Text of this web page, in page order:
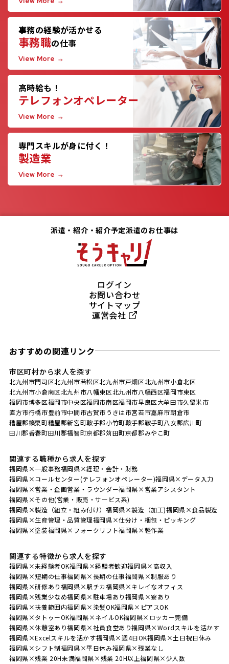
事務の経験が活かせる
事務職の仕事
View More
高時給も！
テレフォンオペレーター
View More
専門スキルが身に付く！
製造業
View More
派遣・紹介・紹介予定派遣のお仕事は
ログイン
お問い合わせ
サイトマップ
運営会社
おすすめの関連リンク
市区町村から求人を探す
北九州市門司区北九州市若松区北九州市戸畑区北九州市小倉北区
北九州市小倉南区北九州市八幡東区北九州市八幡西区福岡市東区
福岡市博多区福岡市中央区福岡市南区福岡市早良区大牟田市久留米市
直方市行橋市豊前市中間市古賀市うきは市宮若市嘉麻市朝倉市
糟屋郡篠栗町糟屋郡新宮町鞍手郡小竹町鞍手郡鞍手町八女郡広川町
田川郡香春町田川郡福智町京都郡苅田町京都郡みやこ町
関連する職種から求人を探す
福岡県×一般事務福岡県×経理・会計・財務
福岡県×コールセンター(テレフォンオペレーター)福岡県×データ入力
福岡県×営業・企画営業・ラウンダー福岡県×営業アシスタント
福岡県×その他(営業・販売・サービス系)
福岡県×製造（組立・組み付け）福岡県×製造（加工)福岡県×食品製造
福岡県×生産管理・品質管理福岡県×仕分け・梱包・ピッキング
福岡県×塗装福岡県×フォークリフト福岡県×軽作業
関連する特徴から求人を探す
福岡県×未経験者OK福岡県×経験者歓迎福岡県×高収入
福岡県×短期の仕事福岡県×長期の仕事福岡県×制服あり
福岡県×研修あり福岡県×駅チカ福岡県×キレイなオフィス
福岡県×残業少なめ福岡県×駐車場あり福岡県×寮あり
福岡県×扶養範囲内福岡県×染髪OK福岡県×ピアスOK
福岡県×タトゥーOK福岡県×ネイルOK福岡県×ロッカー完備
福岡県×休憩室あり福岡県×社員食堂あり福岡県×Wordスキルを活かす
福岡県×Excelスキルを活かす福岡県×週4日OK福岡県×土日祝日休み
福岡県×シフト制福岡県×平日休み福岡県×残業なし
福岡県×残業 20H未満福岡県×残業 20H以上福岡県×少人数